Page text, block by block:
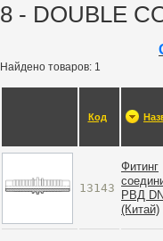
8 - DOUBLE
Найдено товаров: 1
Код
13143
Фитинг
РВД
(Китай)